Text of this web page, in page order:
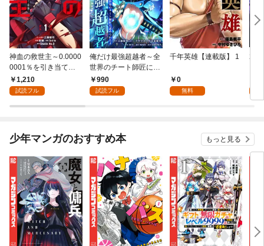
神血の救世主～0.0000
0001％を引き当て最
強へ～【電子書籍特典
付】（１）
1,210
試読フル
俺だけ最強超越者～全
世界のチート師匠に認
められた～【単行本】
（１）
990
試読フル
千年英雄【連載版】 1
0
無料
2周
ク
少年マンガのおすすめ本 もっと見る